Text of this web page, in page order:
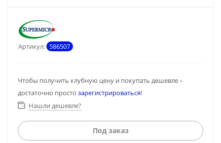
Артикул: 586507
Чтобы получить клубную цену и покупать дешевле –
достаточно просто зарегистрироваться!
Нашли дешевле?
Под заказ